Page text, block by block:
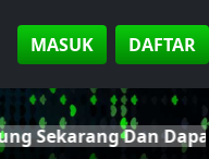
MASUK DAFTAR
Sekarang Dan